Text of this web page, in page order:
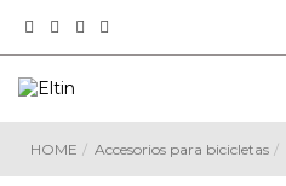
HOME Accesorios para bicicletas